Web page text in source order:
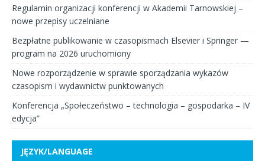
Regulamin organizacji konferencji w Akademii Tarnowskiej –
nowe przepisy uczelniane
Bezpłatne publikowanie w czasopismach Elsevier i Springer —
program na 2026 uruchomiony
Nowe rozporządzenie w sprawie sporządzania wykazów
czasopism i wydawnictw punktowanych
Konferencja „Społeczeństwo – technologia – gospodarka – IV
edycja”
JĘZYK/LANGUAGE